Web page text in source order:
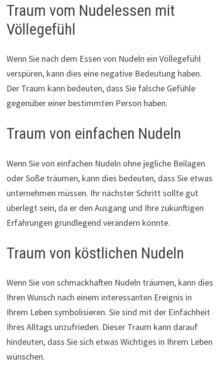
Traum vom Nudelessen mit
Völlegefühl
Wenn Sie nach dem Essen von Nudeln ein Völlegefühl
verspüren, kann dies eine negative Bedeutung haben.
Der Traum kann bedeuten, dass Sie falsche Gefühle
gegenüber einer bestimmten Person haben.
Traum von einfachen Nudeln
Wenn Sie von einfachen Nudeln ohne jegliche Beilagen
oder Soße träumen, kann dies bedeuten, dass Sie etwas
unternehmen müssen. Ihr nächster Schritt sollte gut
überlegt sein, da er den Ausgang und Ihre zukünftigen
Erfahrungen grundlegend verändern könnte.
Traum von köstlichen Nudeln
Wenn Sie von schmackhaften Nudeln träumen, kann dies
Ihren Wunsch nach einem interessanten Ereignis in
Ihrem Leben symbolisieren. Sie sind mit der Einfachheit
Ihres Alltags unzufrieden. Dieser Traum kann darauf
hindeuten, dass Sie sich etwas Wichtiges in Ihrem Leben
wünschen.